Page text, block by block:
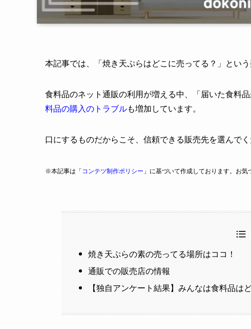
本記事では、「焼き天ぷらはどこに売ってる？」とい
食料品のネット通販の利用が増える中、「届いた食料
料品の購入のトラブルも増加しています。
口にするものだからこそ、信頼できる販売先を選んでく
※本記事は「 コンテツ制作ポリシー 」に基づいて作成しております。お気
焼き天ぷらの素の売ってる場所はココ！
通販での販売店の情報
【独自アンケート結果】みんなは食料品は